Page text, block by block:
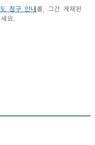
청구 안내 를, 그간 게재된
요.